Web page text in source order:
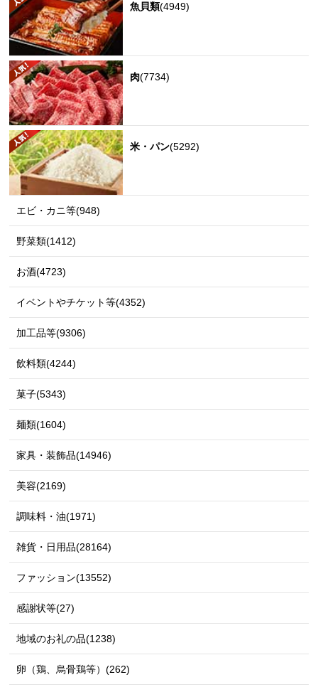
魚貝類(4949)
肉(7734)
米・パン(5292)
エビ・カニ等(948)
野菜類(1412)
お酒(4723)
イベントやチケット等(4352)
加工品等(9306)
飲料類(4244)
菓子(5343)
麺類(1604)
家具・装飾品(14946)
美容(2169)
調味料・油(1971)
雑貨・日用品(28164)
ファッション(13552)
感謝状等(27)
地域のお礼の品(1238)
卵（鶏、烏骨鶏等）(262)